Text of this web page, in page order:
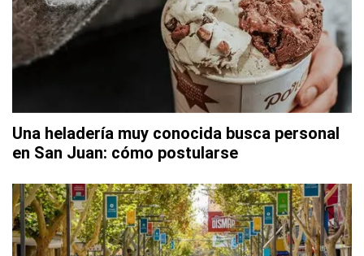
Una heladería muy conocida busca personal
en San Juan: cómo postularse